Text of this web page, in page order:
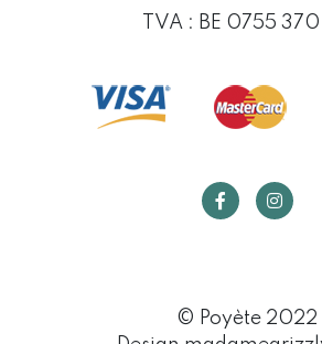
TVA : BE 0755 370
© Poyète 2022